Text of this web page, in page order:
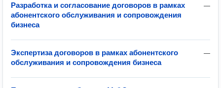
—
Разработка и согласование договоров в рамках
абонентского обслуживания и сопровождения
бизнеса
—
Экспертиза договоров в рамках абонентского
обслуживания и сопровождения бизнеса